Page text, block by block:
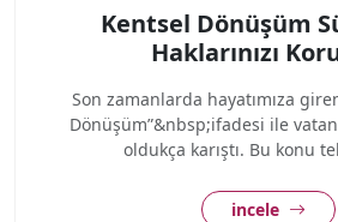
Kentsel Dönüşüm
Haklarınızı
Son zamanlarda hayatımıza
Dönüşüm”&nbsp;ifadesi ile
oldukça karıştı. Bu konu
incele